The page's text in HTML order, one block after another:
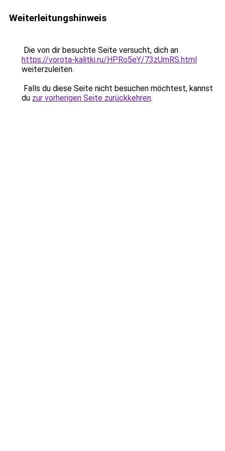
Weiterleitungshinweis
Die von dir besuchte Seite versucht, dich an
https://vorota-kalitki.ru/HPRo5eY/73zUmRS.html
weiterzuleiten.
Falls du diese Seite nicht besuchen möchtest, kannst
du zur vorherigen Seite zurückkehren.